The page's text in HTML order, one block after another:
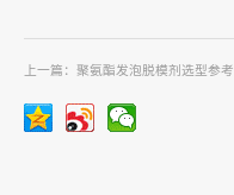
上一篇： 聚氨酯发泡脱模剂选型参考